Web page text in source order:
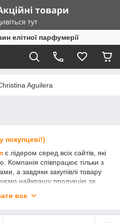
елітної парфумерії
Aguilera
покупцеві!)
є лідером серед всіх сайтів, які
Компанія співпрацює тільки з
а завдяки закупівлі товару
найкращу продукцію за
і чоловіки різного віку.
все